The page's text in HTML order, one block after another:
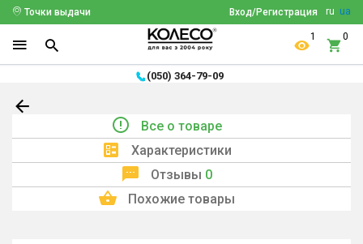
ru ua
Вход/Регистрация
Точки выдачи
1 0
(050) 364-79-09
Все о товаре
Характеристики
Отзывы 0
Похожие товары